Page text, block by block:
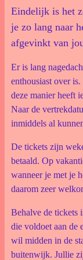
Eindelijk is het
je zo lang naar
afgevinkt van
Er is lang
enthousiast over
deze manier heeft
Naar de
inmiddels al
De tickets zijn
betaald. Op
wanneer je met je
daarom zeer
Behalve de tickets
die voldoet aan de
wil midden in de
buitenwijk. Jullie